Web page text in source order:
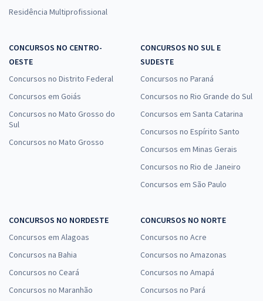
Residência Multiprofissional
CONCURSOS NO CENTRO-
OESTE
Concursos no Distrito Federal
Concursos em Goiás
Concursos no Mato Grosso do
Sul
Concursos no Mato Grosso
CONCURSOS NO SUL E
SUDESTE
Concursos no Paraná
Concursos no Rio Grande do Sul
Concursos em Santa Catarina
Concursos no Espírito Santo
Concursos em Minas Gerais
Concursos no Rio de Janeiro
Concursos em São Paulo
CONCURSOS NO NORDESTE
Concursos em Alagoas
Concursos na Bahia
Concursos no Ceará
Concursos no Maranhão
CONCURSOS NO NORTE
Concursos no Acre
Concursos no Amazonas
Concursos no Amapá
Concursos no Pará